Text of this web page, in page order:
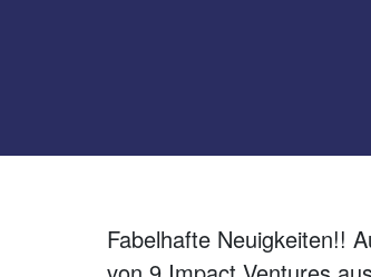
Fabelhafte Neuigkeiten!!